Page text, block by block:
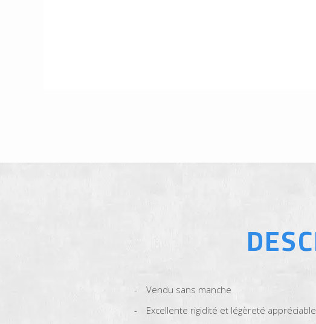
Vendu sans manche
Excellente rigidité et légèreté appréciable